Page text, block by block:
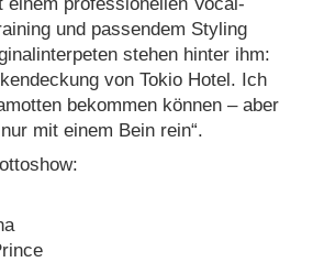
und passendem Styling
stehen hinter ihm:
von Tokio Hotel. Ich
bekommen können – aber
mit einem Bein rein“.